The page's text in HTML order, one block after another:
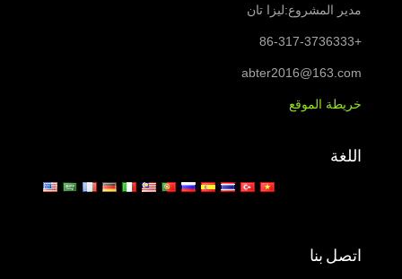
مدير المشروع:ليزا تان
+86-317-3736333
abter2016@163.com
خريطة الموقع
اللغة
اتصل بنا